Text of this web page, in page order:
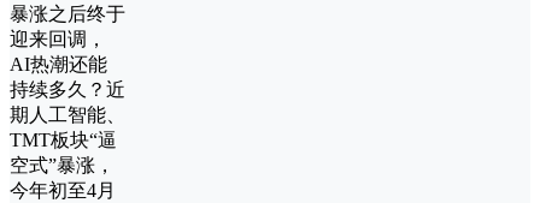
暴涨之后终于
迎来回调，
AI热潮还能
持续多久？近
期人工智能、
TMT板块“逼
空式”暴涨，
今年初至4月